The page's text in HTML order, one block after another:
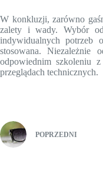
W konkluzji, zarówno
zalety i wady. Wybór
indywidualnych potrzeb
stosowana. Niezależnie
odpowiednim szkoleniu z
przeglądach technicznych.
POPRZEDNI